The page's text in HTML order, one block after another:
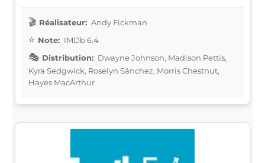
Réalisateur: Andy Fickman
Note: IMDb 6.4
Distribution: Dwayne Johnson, Madison Pettis,
Kyra Sedgwick, Roselyn Sánchez, Morris Chestnut,
Hayes MacArthur